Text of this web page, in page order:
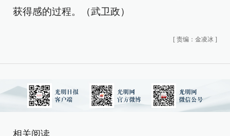
获得感的过程。（武卫政）
[ 责编：金凌冰 ]
相关阅读